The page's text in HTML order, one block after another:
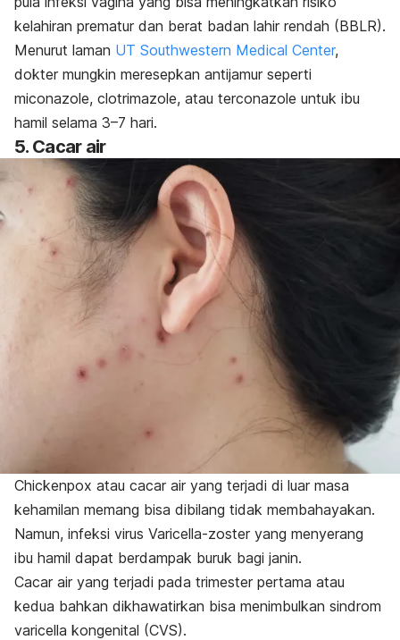
kelahiran prematur dan berat badan lahir rendah (BBLR).
Menurut laman UT Southwestern Medical Center,
dokter mungkin meresepkan antijamur seperti
miconazole, clotrimazole, atau terconazole untuk ibu
hamil selama 3–7 hari.
5. Cacar air
Chickenpox atau cacar air yang terjadi di luar masa
kehamilan memang bisa dibilang tidak membahayakan.
Namun, infeksi virus Varicella-zoster yang menyerang
ibu hamil dapat berdampak buruk bagi janin.
Cacar air yang terjadi pada trimester pertama atau
kedua bahkan dikhawatirkan bisa menimbulkan sindrom
varicella kongenital (CVS).